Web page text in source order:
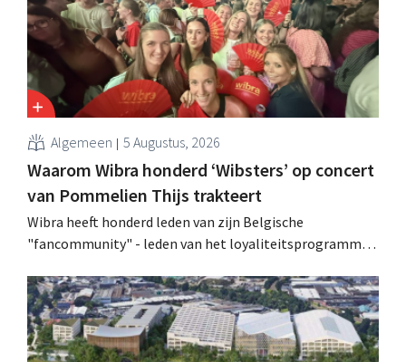
Algemeen 5 Augustus, 2026
Waarom Wibra honderd ‘Wibsters’ op concert
van Pommelien Thijs trakteert
Wibra heeft honderd leden van zijn Belgische
"fancommunity" - leden van het loyaliteitsprogramma -
de Lokerse Feesten. Met de actie wilde de discountketen
haar trouwste klanten bedanken en tegelijk tonen dat
ook een prijsvechter een heuse merkcommunity kan
uitbouwen.